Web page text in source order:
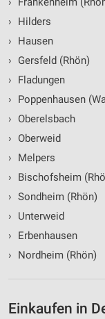
›
Hilders
›
Hausen
›
Gersfeld (Rhön)
›
Fladungen
›
Poppenhausen
›
Oberelsbach
›
Oberweid
›
Melpers
›
Bischofsheim
› Sondheim (Rhön)
›
Unterweid
›
Erbenhausen
›
Nordheim (Rhön)
Einkaufen in